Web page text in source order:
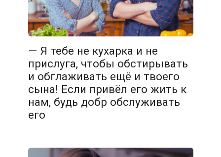
— Я тебе не кухарка и не
прислуга, чтобы обстирывать
и обглаживать ещё и твоего
сына! Если привёл его жить к
нам, будь добр обслуживать
его